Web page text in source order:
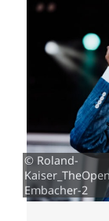
© Roland-
Embacher-2